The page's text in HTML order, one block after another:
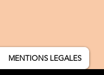
MENTIONS LEGALES